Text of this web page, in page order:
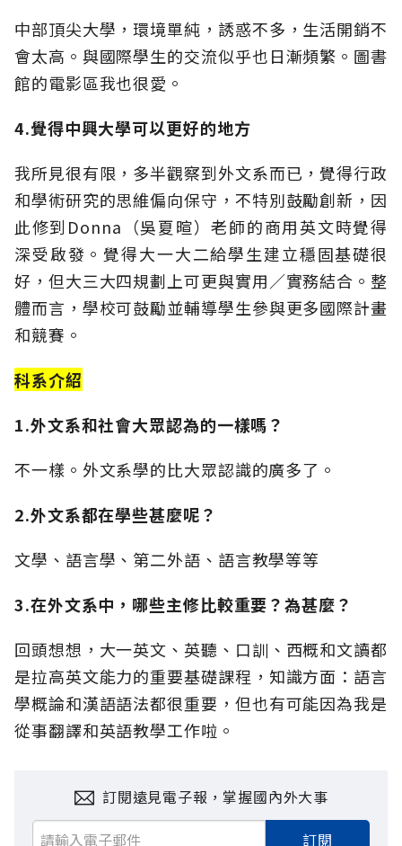
中部頂尖大學，環境單純，誘惑不多，生活開銷不
會太高。與國際學生的交流似乎也日漸頻繁。圖書
館的電影區我也很愛。
4.覺得中興大學可以更好的地方
我所見很有限，多半觀察到外文系而已，覺得行政
和學術研究的思維偏向保守，不特別鼓勵創新，因
此修到Donna（吳夏暄）老師的商用英文時覺得
深受啟發。覺得大一大二給學生建立穩固基礎很
好，但大三大四規劃上可更與實用／實務結合。整
體而言，學校可鼓勵並輔導學生參與更多國際計畫
和競賽。
科系介紹
1.外文系和社會大眾認為的一樣嗎？
不一樣。外文系學的比大眾認識的廣多了。
2.外文系都在學些甚麼呢？
文學、語言學、第二外語、語言教學等等
3.在外文系中，哪些主修比較重要？為甚麼？
回頭想想，大一英文、英聽、口訓、西概和文讀都
是拉高英文能力的重要基礎課程，知識方面：語言
學概論和漢語語法都很重要，但也有可能因為我是
從事翻譯和英語教學工作啦。
訂閱遠見電子報，掌握國內外大事
訂閱